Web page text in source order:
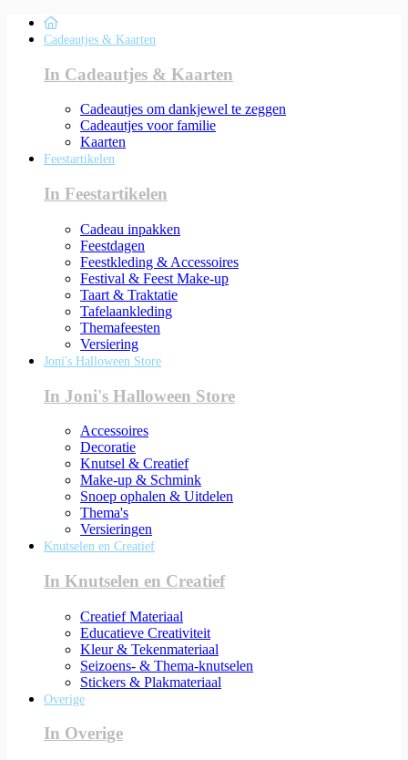
Cadeautjes & Kaarten
In Cadeautjes & Kaarten
Cadeautjes om dankjewel te zeggen
Cadeautjes voor familie
Kaarten
Feestartikelen
In Feestartikelen
Cadeau inpakken
Feestdagen
Feestkleding & Accessoires
Festival & Feest Make-up
Taart & Traktatie
Tafelaankleding
Themafeesten
Versiering
Joni's Halloween Store
In Joni's Halloween Store
Accessoires
Decoratie
Knutsel & Creatief
Make-up & Schmink
Snoep ophalen & Uitdelen
Thema's
Versieringen
Knutselen en Creatief
In Knutselen en Creatief
Creatief Materiaal
Educatieve Creativiteit
Kleur & Tekenmateriaal
Seizoens- & Thema-knutselen
Stickers & Plakmateriaal
Overige
In Overige